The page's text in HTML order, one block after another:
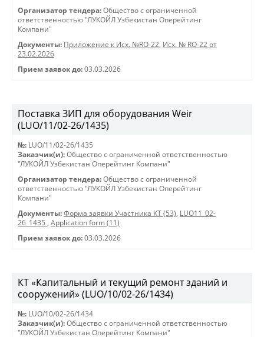
Организатор тендера: Общество с ограниченной
ответственностью "ЛУКОЙЛ Узбекистан Оперейтинг
Компани"
Документы: Приложение к Исх. №RO-22, Исх. № RO-22 от
23.02.2026
Прием заявок до: 03.03.2026
Поставка ЗИП для оборудования Weir
(LUO/11/02-26/1435)
№: LUO/11/02-26/1435
Заказчик(и): Общество с ограниченной ответственностью
"ЛУКОЙЛ Узбекистан Оперейтинг Компани"
Организатор тендера: Общество с ограниченной
ответственностью "ЛУКОЙЛ Узбекистан Оперейтинг
Компани"
Документы: Форма заявки Участника КТ (53), LUO11_02-
26_1435 , Application form (11)
Прием заявок до: 03.03.2026
КТ «Капитальный и текущий ремонт зданий и
сооружений» (LUO/10/02-26/1434)
№: LUO/10/02-26/1434
Заказчик(и): Общество с ограниченной ответственностью
"ЛУКОЙЛ Узбекистан Оперейтинг Компани"